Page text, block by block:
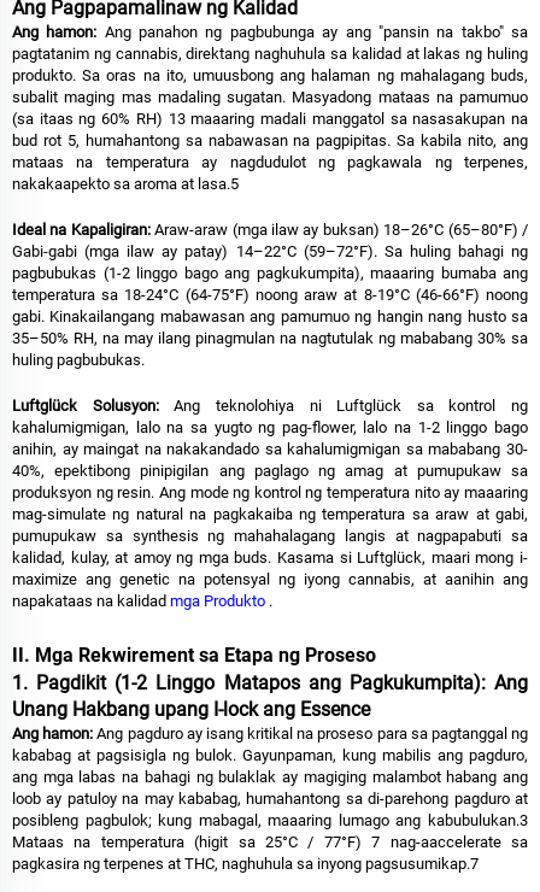
Ang Pagpapamalinaw ng Kalidad
Ang hamon: Ang panahon ng pagbubunga ay ang "pansin na takbo" sa
pagtatanim ng cannabis, direktang naghuhula sa kalidad at lakas ng huling
produkto. Sa oras na ito, umuusbong ang halaman ng mahalagang buds,
subalit maging mas madaling sugatan. Masyadong mataas na pamumuo
(sa itaas ng 60% RH) 13 maaaring madali manggatol sa nasasakupan na
bud rot 5, humahantong sa nabawasan na pagpipitas. Sa kabila nito, ang
mataas na temperatura ay nagdudulot ng pagkawala ng terpenes,
nakakaapekto sa aroma at lasa.5
Ideal na Kapaligiran:Araw-araw (mga ilaw ay buksan) 18–26°C (65–80°F) /
Gabi-gabi (mga ilaw ay patay) 14–22°C (59–72°F). Sa huling bahagi ng
pagbubukas (1-2 linggo bago ang pagkukumpita), maaaring bumaba ang
temperatura sa 18-24°C (64-75°F) noong araw at 8-19°C (46-66°F) noong
gabi. Kinakailangang mabawasan ang pamumuo ng hangin nang husto sa
35–50% RH, na may ilang pinagmulan na nagtutulak ng mababang 30% sa
huling pagbubukas.
Luftglück Solusyon:Ang teknolohiya ni Luftglück sa kontrol ng
kahalumigmigan, lalo na sa yugto ng pag-flower, lalo na 1-2 linggo bago
anihin, ay maingat na nakakandado sa kahalumigmigan sa mababang 30-
40%, epektibong pinipigilan ang paglago ng amag at pumupukaw sa
produksyon ng resin. Ang mode ng kontrol ng temperatura nito ay maaaring
mag-simulate ng natural na pagkakaiba ng temperatura sa araw at gabi,
pumupukaw sa synthesis ng mahahalagang langis at nagpapabuti sa
kalidad, kulay, at amoy ng mga buds. Kasama si Luftglück, maari mong i-
maximize ang genetic na potensyal ng iyong cannabis, at aanihin ang
napakataas na kalidad mga Produkto .
II. Mga Rekwirement sa Etapa ng Proseso
1. Pagdikit (1-2 Linggo Matapos ang Pagkukumpita): Ang
Unang Hakbang upang I-lock ang Essence
Ang hamon:Ang pagduro ay isang kritikal na proseso para sa pagtanggal ng
kababag at pagsisigla ng bulok. Gayunpaman, kung mabilis ang pagduro,
ang mga labas na bahagi ng bulaklak ay magiging malambot habang ang
loob ay patuloy na may kababag, humahantong sa di-parehong pagduro at
posibleng pagbulok; kung mabagal, maaaring lumago ang kabubulukan.3
Mataas na temperatura (higit sa 25°C / 77°F) 7 nag-aaccelerate sa
pagkasira ng terpenes at THC, naghuhula sa inyong pagsusumikap.7